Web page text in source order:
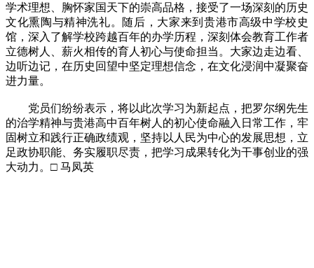
学术理想、胸怀家国天下的崇高品格，接受了一场深刻的历史
文化熏陶与精神洗礼。随后，大家来到贵港市高级中学校史
馆，深入了解学校跨越百年的办学历程，深刻体会教育工作者
立德树人、薪火相传的育人初心与使命担当。大家边走边看、
边听边记，在历史回望中坚定理想信念，在文化浸润中凝聚奋
进力量。
党员们纷纷表示，将以此次学习为新起点，把罗尔纲先生
的治学精神与贵港高中百年树人的初心使命融入日常工作，牢
固树立和践行正确政绩观，坚持以人民为中心的发展思想，立
足政协职能、务实履职尽责，把学习成果转化为干事创业的强
大动力。□ 马凤英